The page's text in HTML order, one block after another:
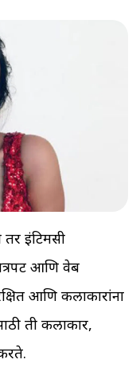
इंटिमसी
आणि वेब
आणि कलाकारांना
ती कलाकार,